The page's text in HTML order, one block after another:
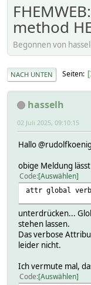
method
Begonnen von
NACH UNTEN Seiten
hasselh
02 Juli 2025, 09:10:15
Hallo
obige Meldung
Code Auswählen
attr global
unterdrücken...
stehen lassen.
Das verbose
leider nicht.
Ich vermute mal,
Code Auswählen